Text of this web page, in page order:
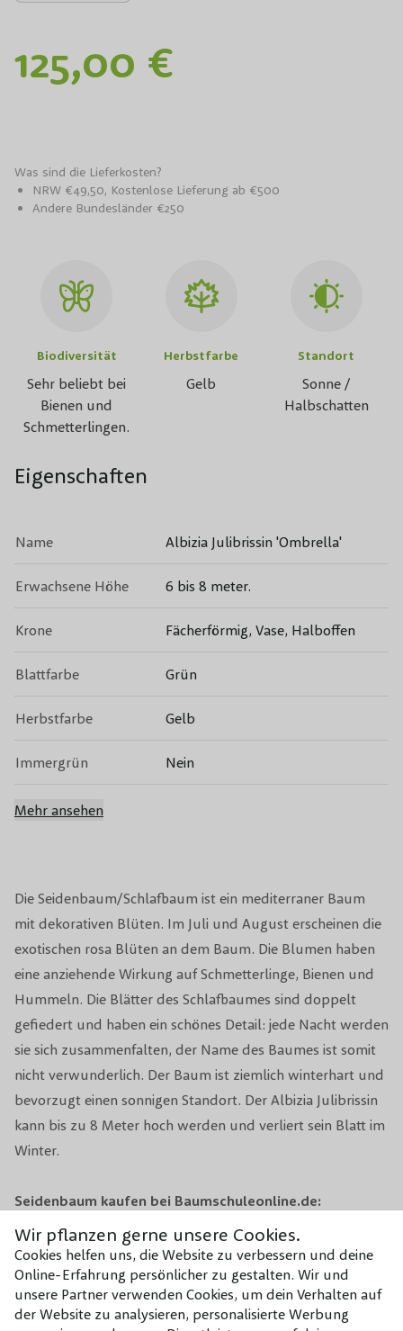
Wir pflanzen gerne unsere Cookies.
Cookies helfen uns, die Website zu verbessern und deine
Online-Erfahrung persönlicher zu gestalten. Wir und
unsere Partner verwenden Cookies, um dein Verhalten auf
der Website zu analysieren, personalisierte Werbung
125,00 €
Was sind die Lieferkosten?
NRW €49,50, Kostenlose Lieferung ab €500
Andere Bundesländer €250
Die Seidenbaum/Schlafbaum ist ein mediterraner Baum
mit dekorativen Blüten. Im Juli und August erscheinen die
exotischen rosa Blüten an dem Baum. Die Blumen haben
eine anziehende Wirkung auf Schmetterlinge, Bienen und
Hummeln. Die Blätter des Schlafbaumes sind doppelt
gefiedert und haben ein schönes Detail: jede Nacht werden
sie sich zusammenfalten, der Name des Baumes ist somit
nicht verwunderlich. Der Baum ist ziemlich winterhart und
bevorzugt einen sonnigen Standort. Der Albizia Julibrissin
kann bis zu 8 Meter hoch werden und verliert sein Blatt im
Winter.
Seidenbaum kaufen bei Baumschuleonline.de:
Der persische Seidenbaum kaufen? Das geht einfach und
schnell über Baumschuleonline.de. Besuchen Sie einmal
unsere Baumschule in Lienden und lassen Sie sich von
wunderschönen Bäumen überraschen. Wir heißen Sie
herzlich willkommen auch bei Fragen oder Empfehlungen
Biodiversität
Sehr beliebt bei
Bienen und
Schmetterlingen.
Herbstfarbe
Gelb
Standort
Sonne /
Halbschatten
Eigenschaften
Name Albizia Julibrissin 'Ombrella'
Erwachsene Höhe 6 bis 8 meter.
Krone Fächerförmig, Vase, Halboffen
Blattfarbe Grün
Herbstfarbe Gelb
Immergrün Nein
Blütenfarbe
Früchte Hülsenfrüchte
Toxizität
Nicht giftig für Menschen oder
Tiere.
Beschneidungsperiode
Kaum zurückschneiden, nur
abgestorbene oder sich kreuzende
Zweige nach der Blüte entfernen.
Bodenart
Sand, Lehmboden (vorzugsweise
etwas trockenerer Boden).
Wachstumsrate
Windbeständigkeit Mäßig
Winterhärte
Mäßig bis gut. (Winterhart bis -10
°C)
Biodiversität
Sehr beliebt bei Bienen und
Mehr ansehen